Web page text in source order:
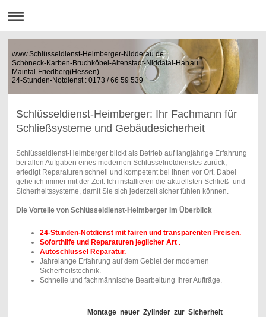
www.Schlüsseldienst-Heimberger-Nidderau.de
Schöneck-Karben-Bruchköbel-Altenstadt-Niddatal-Hanau
Maintal-Friedberg(Hessen)
24-Stunden-Notdienst : 0173 / 66 59 539
Schlüsseldienst-Heimberger: Ihr Fachmann für
Schließsysteme und Gebäudesicherheit
Schlüsseldienst-Heimberger blickt als Betrieb auf langjährige Erfahrung
bei allen Aufgaben eines modernen Schlüsselnotdienstes zurück,
erledigt Reparaturen schnell und kompetent bei Ihnen vor Ort. Dabei
gehe ich immer mit der Zeit: Ich installieren die aktuellsten Schließ- und
Sicherheitssysteme, damit Sie sich jederzeit sicher fühlen können.
Die Vorteile von Schlüsseldienst-Heimberger im Überblick
24-Stunden-Notdienst mit fairen und transparenten Preisen.
Soforthilfe und Reparaturen jeglicher Art.
Autoschlüssel Reparatur.
Jahrelange Erfahrung auf dem Gebiet der modernen
Sicherheitstechnik.
Schnelle und fachmännische Bearbeitung Ihrer Aufträge.
Montage neuer Zylinder zur Sicherheit